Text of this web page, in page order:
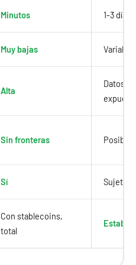
Minutos 1-3 días
Muy bajas
Alta
Datos
Sin fronteras
Sí Sujeto
Con stablecoins,
total
Estable